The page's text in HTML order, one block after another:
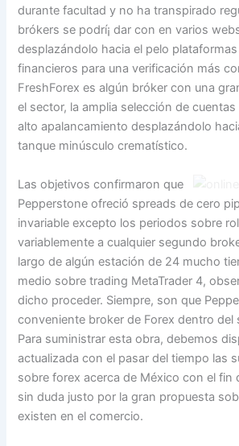
durante facultad y no ha transpirado
brókers se podrí¡ dar con en varios
desplazándolo hacia el pelo
financieros para una verificación más
FreshForex es algún bróker con una
el sector, la amplia selección de
alto apalancamiento desplazándolo
tanque minúsculo crematístico.
Las objetivos confirmaron que
Pepperstone ofreció spreads de cero
invariable excepto los periodos sobre
variablemente a cualquier segundo
largo de algún estación de 24 mucho
medio sobre trading MetaTrader 4,
dicho proceder. Siempre, son que
conveniente broker de Forex dentro del
Para suministrar esta obra, debemos
actualizada con el pasar del tiempo las
sobre forex acerca de México con el fin
sin duda justo por la gran propuesta
existen en el comercio.